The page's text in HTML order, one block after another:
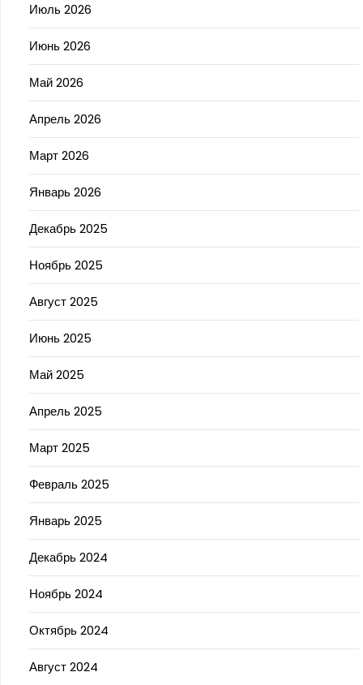
Июль 2026
Июнь 2026
Май 2026
Апрель 2026
Март 2026
Январь 2026
Декабрь 2025
Ноябрь 2025
Август 2025
Июнь 2025
Май 2025
Апрель 2025
Март 2025
Февраль 2025
Январь 2025
Декабрь 2024
Ноябрь 2024
Октябрь 2024
Август 2024